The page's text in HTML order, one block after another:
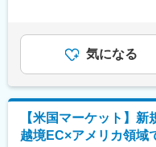
をわかりやすくご紹介
■開催日
8/4(火)19:30～20:15
はあくまでも目安の金
あります。月給(月額)
気になる
【米国マーケット】新
越境EC×アメリカ領域